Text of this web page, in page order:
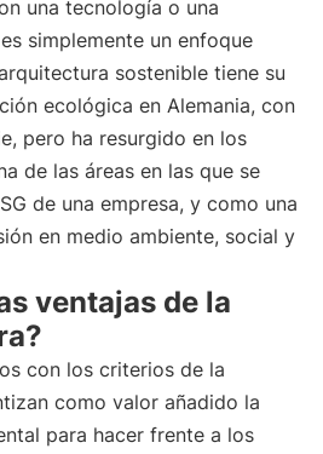
una tecnología o una
simplemente un enfoque
sostenible tiene su
ecológica en Alemania, con
pero ha resurgido en los
de las áreas en las que se
de una empresa, y como una
en medio ambiente, social y
ventajas de la
con los criterios de la
como valor añadido la
para hacer frente a los